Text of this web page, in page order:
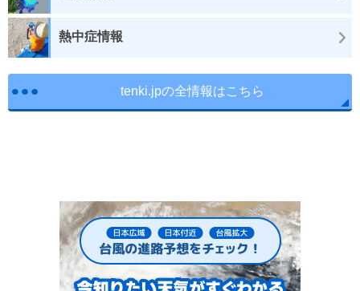
熱中症情報
tenki.jpの全情報はこちら